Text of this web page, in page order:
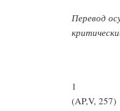
Перевод
1
(AP,V, 257)